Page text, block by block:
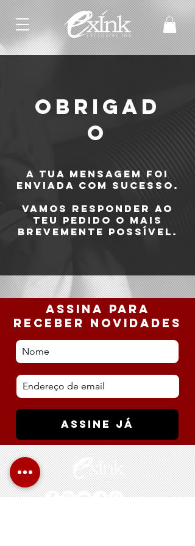
obrigad
o
A tua mensagem foi
enviada com sucesso.
Vamos responder ao
teu pedido o mais
brevemente possível.
ASSINa PARA
RECEBER NOVIDADES
ASSINE JÁ